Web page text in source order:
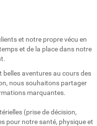
et notre propre vécu en
et de la place dans notre
aventures au cours des
nous souhaitons partager
marquantes.
(prise de décision,
pour notre santé, physique et